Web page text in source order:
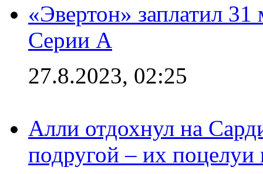
«Эвертон» заплатил
Серии А
27.8.2023, 02:25
Алли отдохнул на
подругой – их поцелуи